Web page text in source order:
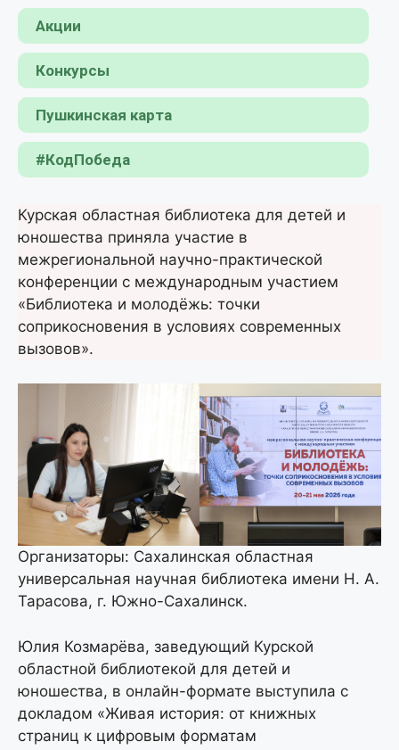
Акции
Конкурсы
Пушкинская карта
#КодПобеда
Курская областная библиотека для детей и
юношества приняла участие в
межрегиональной научно-практической
конференции с международным участием
«Библиотека и молодёжь: точки
соприкосновения в условиях современных
вызовов».
Организаторы: Сахалинская областная
универсальная научная библиотека имени Н. А.
Тарасова, г. Южно-Сахалинск.
Юлия Козмарёва, заведующий Курской
областной библиотекой для детей и
юношества, в онлайн-формате выступила с
докладом «Живая история: от книжных
страниц к цифровым форматам